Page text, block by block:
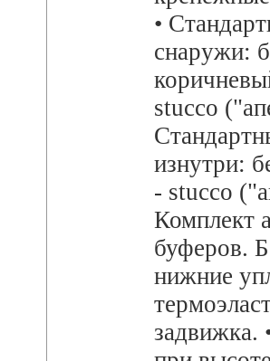
•
снаружи:
stucco
изнутри:
- stucco
Комплект
буферов.
нижние
задвижка.